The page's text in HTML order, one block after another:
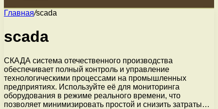
Главная/scada
scada
СКАДА система отечественного производства
обеспечивает полный контроль и управление
технологическими процессами на промышленных
предприятиях. Используйте её для мониторинга
оборудования в режиме реального времени, что
позволяет минимизировать простой и снизить затраты…